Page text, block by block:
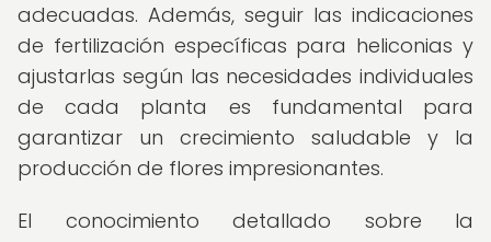
adecuadas. Además, seguir las indicaciones
de fertilización específicas para heliconias y
ajustarlas según las necesidades individuales
de cada planta es fundamental para
garantizar un crecimiento saludable y la
producción de flores impresionantes.
El conocimiento detallado sobre la